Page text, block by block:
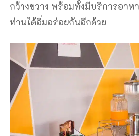
กว้างขวาง พร้อมทั้งมีบริการอาห
ท่านได้อิ่มอร่อยกันอีกด้วย